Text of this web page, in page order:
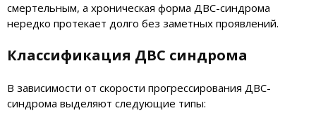
смертельным, а хроническая форма ДВС-синдрома
нередко протекает долго без заметных проявлений.
Классификация ДВС синдрома
В зависимости от скорости прогрессирования ДВС-
синдрома выделяют следующие типы: